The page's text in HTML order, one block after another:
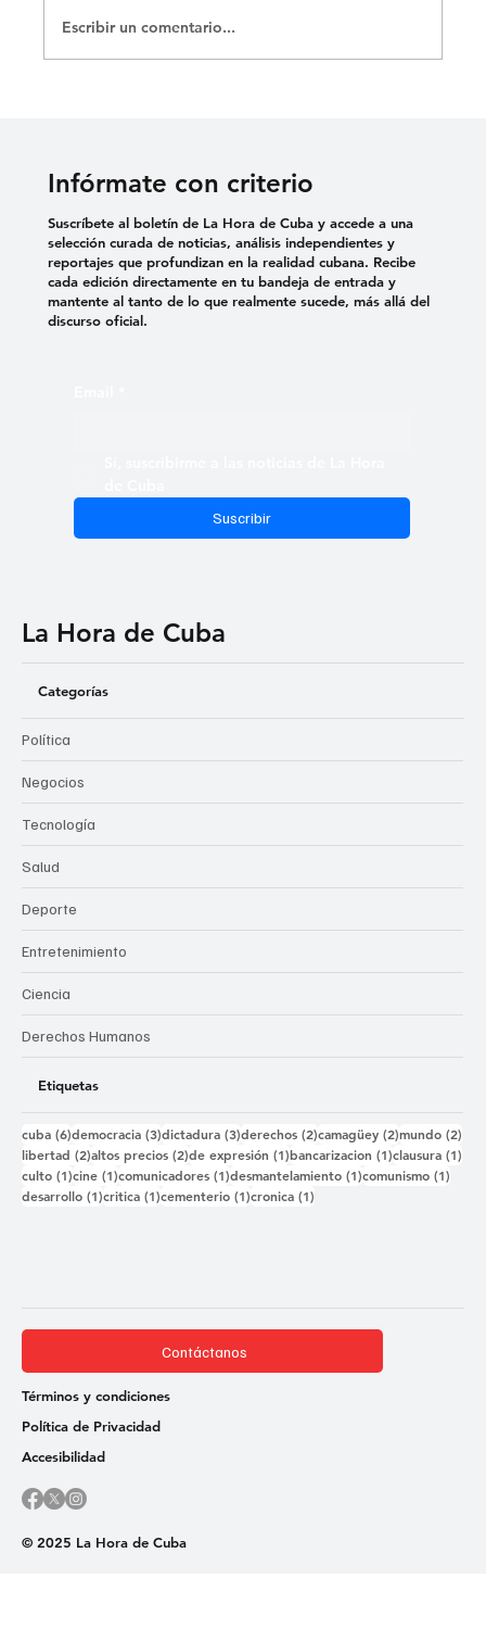
Escribir un comentario...
Infórmate con criterio
Suscribir
Suscríbete al boletín de La Hora de Cuba y accede a una
selección curada de noticias, análisis independientes y
reportajes que profundizan en la realidad cubana. Recibe
cada edición directamente en tu bandeja de entrada y
mantente al tanto de lo que realmente sucede, más allá del
discurso oficial.
La Hora de Cuba
Categorías
Política
Negocios
Tecnología
Salud
Deporte
Entretenimiento
Ciencia
Derechos Humanos
Etiquetas
cuba (6)6 entradas
democracia (3)3 entradas
dictadura (3)3 entradas
derechos (2)2 entradas
camagüey (2)2 entradas
mundo (2)
libertad (2)2 entradas
altos precios (2)2 entradas
de expresión (1)1 entrada
bancarizacion (1)1 entrada
clausura (1)
culto (1)1 entrada
cine (1)1 entrada
comunicadores (1)1 entrada
desmantelamiento (1)1 entrada
comunismo (1)
desarrollo (1)1 entrada
critica (1)1 entrada
cementerio (1)1 entrada
cronica (1)
© 2025 La Hora de Cuba
Contáctanos
Términos y condiciones
Política de Privacidad
Accesibilidad